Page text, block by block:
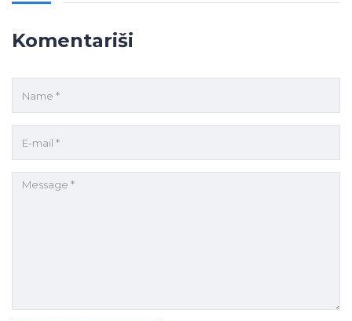
Komentariši